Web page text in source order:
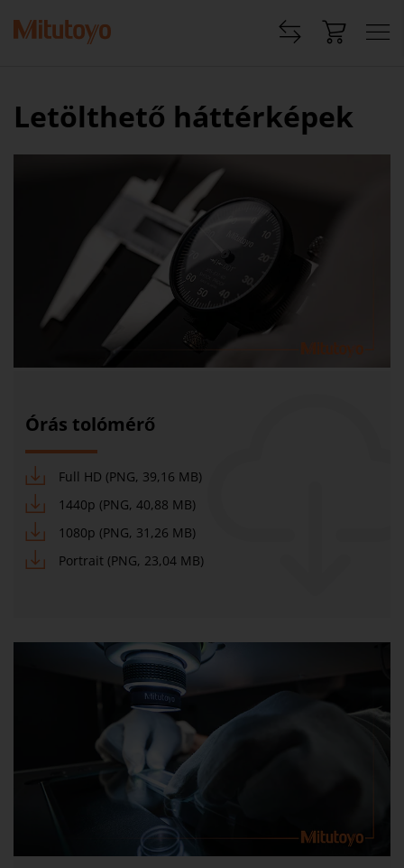
Letölthető háttérképek
Órás tolómérő
Full HD (PNG, 39,16 MB)
1440p (PNG, 40,88 MB)
1080p (PNG, 31,26 MB)
Portrait (PNG, 23,04 MB)